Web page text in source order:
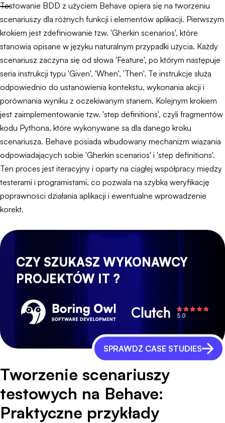
Testowanie BDD z użyciem Behave opiera się na tworzeniu
scenariuszy dla różnych funkcji i elementów aplikacji. Pierwszym
krokiem jest zdefiniowanie tzw. 'Gherkin scenarios', które
stanowią opisane w języku naturalnym przypadki użycia. Każdy
scenariusz zaczyna się od słowa 'Feature', po którym następuje
seria instrukcji typu 'Given', 'When', 'Then'. Te instrukcje służą
odpowiednio do ustanowienia kontekstu, wykonania akcji i
porównania wyniku z oczekiwanym stanem. Kolejnym krokiem
jest zaimplementowanie tzw. 'step definitions', czyli fragmentów
kodu Pythona, które wykonywane są dla danego kroku
scenariusza. Behave posiada wbudowany mechanizm wiązania
odpowiadających sobie 'Gherkin scenarios' i 'step definitions'.
Ten proces jest iteracyjny i oparty na ciągłej współpracy między
testerami i programistami, co pozwala na szybką weryfikację
poprawności działania aplikacji i ewentualne wprowadzenie
korekt.
CZY SZUKASZ WYKONAWCY
PROJEKTÓW IT ?
SPRAWDŹ CASE STUDIES
Tworzenie scenariuszy
testowych na Behave:
Praktyczne przykłady